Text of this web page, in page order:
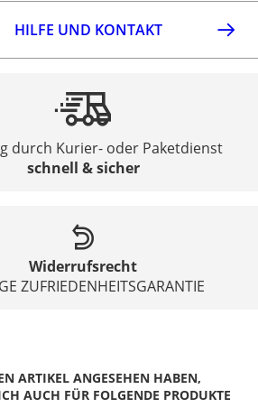
HILFE UND KONTAKT
durch Kurier- oder Paketdienst
schnell & sicher
Widerrufsrecht
ZUFRIEDENHEITSGARANTIE
ARTIKEL ANGESEHEN HABEN,
AUCH FÜR FOLGENDE PRODUKTE